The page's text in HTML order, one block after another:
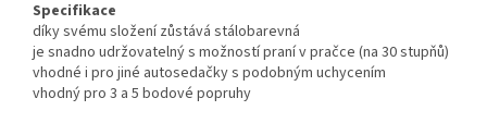
Specifikace
díky svému složení zůstává stálobarevná
je snadno udržovatelný s možností praní v pračce (na 30 stupňů)
vhodné i pro jiné autosedačky s podobným uchycením
vhodný pro 3 a 5 bodové popruhy